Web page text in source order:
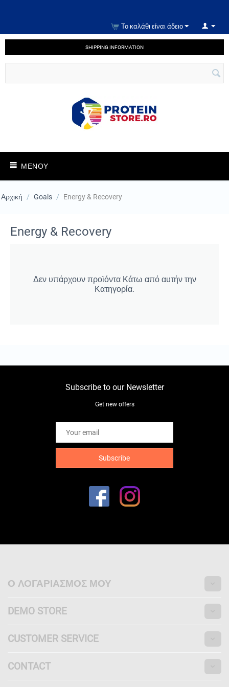
Το καλάθι είναι άδειο
SHIPPING INFORMATION
ΜΕΝΟΎ
Αρχική / Goals / Energy & Recovery
Energy & Recovery
Δεν υπάρχουν προϊόντα Κάτω από αυτήν την
Κατηγορία.
Subscribe to our Newsletter
Get new offers
Ο ΛΟΓΑΡΙΑΣΜΌΣ ΜΟΥ
DEMO STORE
CUSTOMER SERVICE
CONTACT